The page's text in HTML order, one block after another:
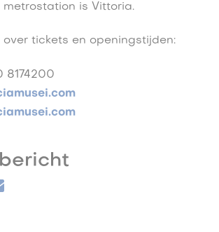
is Vittoria.
over tickets en openingstijden:
8174200